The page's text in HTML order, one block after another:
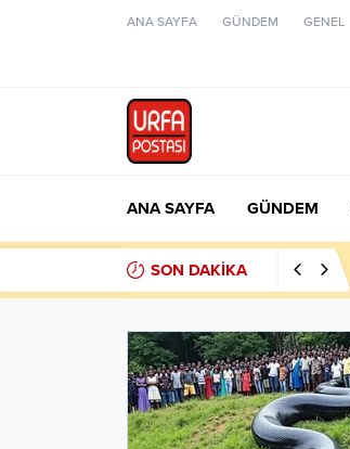
ANA SAYFA GÜNDEM GENEL
ANA SAYFA GÜNDEM
SON DAKİKA